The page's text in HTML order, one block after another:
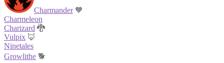
Charmander🧡
Charmeleon
Charizard 🐉
Vulpix 🦊
Ninetales
Growlithe 🐕